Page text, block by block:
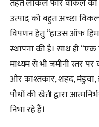
तहत लोकल फॉर वोकल की
उत्पाद को बहुत अच्छा
विपणन हेतु “हाउस ऑफ
स्थापना की है। साथ ही
माध्यम से भी जमीनी स्तर पर
और काश्तकार, शहद, मंडुवा,
पौधों की खेती द्वारा
निभा रहे हैं।